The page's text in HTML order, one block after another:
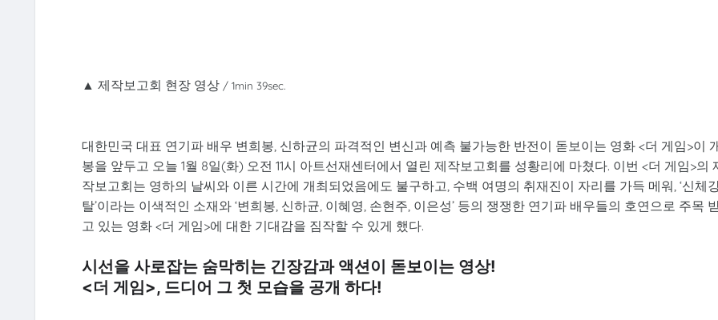
▲ 제작보고회 현장 영상 / 1min 39sec.
대한민국 대표 연기파 배우 변희봉, 신하균의 파격적인 변신과 예측 불가능한 반전이 돋보이는 영화 <더 게임>이
봉을 앞두고 오늘 1월 8일(화) 오전 11시 아트선재센터에서 열린 제작보고회를 성황리에 마쳤다. 이번 <더 게임>의
작보고회는 영하의 날씨와 이른 시간에 개최되었음에도 불구하고, 수백 여명의 취재진이 자리를 가득 메워, ‘신체
탈’이라는 이색적인 소재와 ‘변희봉, 신하균, 이혜영, 손현주, 이은성’ 등의 쟁쟁한 연기파 배우들의 호연으로 주목
고 있는 영화 <더 게임>에 대한 기대감을 짐작할 수 있게 했다.
시선을 사로잡는 숨막히는 긴장감과 액션이 돋보이는 영상!
<더 게임>, 드디어 그 첫 모습을 공개 하다!